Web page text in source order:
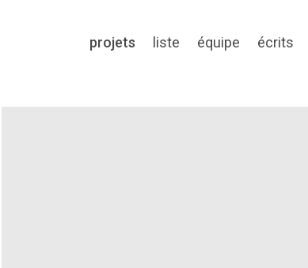
projets liste équipe écrits